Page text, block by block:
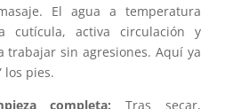
El agua a temperatura
cutícula, activa circulación y
trabajar sin agresiones. Aquí ya
los pies.
completa:Tras secar,